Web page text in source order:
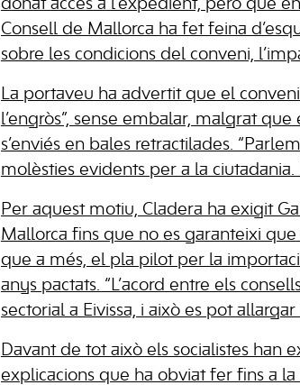
donat accés a l’expedient, però que
Consell de Mallorca ha fet feina
sobre les condicions del conveni,
La portaveu ha advertit que el
l’engròs”, sense embalar, malgrat
s’enviés en bales retractilades.
molèsties evidents per a la
Per aquest motiu, Cladera ha exigit
Mallorca fins que no es garanteixi
que a més, el pla pilot per la
anys pactats. “L’acord entre els
sectorial a Eivissa, i això es pot
Davant de tot això els socialistes han
explicacions que ha obviat fer fins a la